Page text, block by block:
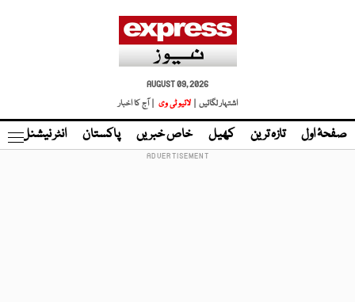
AUGUST 09, 2026
اشتہار لگائیں |
لائیو ٹی وی | آج کا اخبار
صفحۂ اول تازہ ترین کھیل خاص خبریں پاکستان انٹر نیشنل